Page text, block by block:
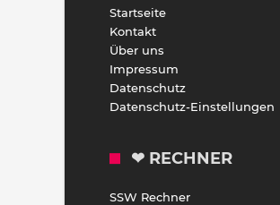
Startseite
Kontakt
Über uns
Impressum
Datenschutz
Datenschutz-Einstellungen
❤ RECHNER
SSW Rechner